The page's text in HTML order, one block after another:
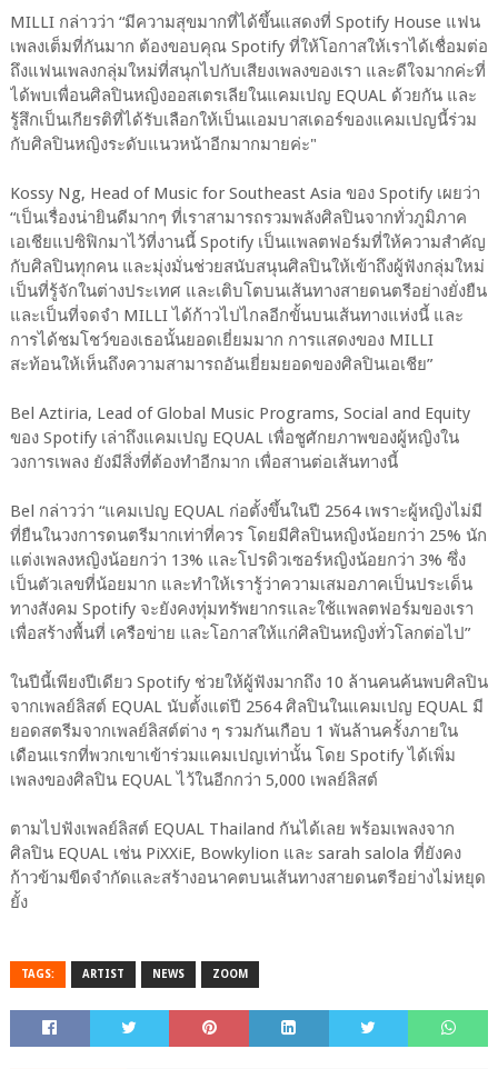
MILLI กล่าวว่า “มีความสุขมากที่ได้ขึ้นแสดงที่ Spotify House แฟน
เพลงเต็มที่กันมาก ต้องขอบคุณ Spotify ที่ให้โอกาสให้เราได้เชื่อมต่อ
ถึงแฟนเพลงกลุ่มใหม่ที่สนุกไปกับเสียงเพลงของเรา และดีใจมากค่ะที่
ได้พบเพื่อนศิลปินหญิงออสเตรเลียในแคมเปญ EQUAL ด้วยกัน และ
รู้สึกเป็นเกียรติที่ได้รับเลือกให้เป็นแอมบาสเดอร์ของแคมเปญนี้ร่วม
กับศิลปินหญิงระดับแนวหน้าอีกมากมายค่ะ"
Kossy Ng, Head of Music for Southeast Asia ของ Spotify เผยว่า
“เป็นเรื่องน่ายินดีมากๆ ที่เราสามารถรวมพลังศิลปินจากทั่วภูมิภาค
เอเชียแปซิฟิกมาไว้ที่งานนี้ Spotify เป็นแพลตฟอร์มที่ให้ความสำคัญ
กับศิลปินทุกคน และมุ่งมั่นช่วยสนับสนุนศิลปินให้เข้าถึงผู้ฟังกลุ่มใหม่
เป็นที่รู้จักในต่างประเทศ และเติบโตบนเส้นทางสายดนตรีอย่างยั่งยืน
และเป็นที่จดจำ MILLI ได้ก้าวไปไกลอีกขั้นบนเส้นทางแห่งนี้ และ
การได้ชมโชว์ของเธอนั้นยอดเยี่ยมมาก การแสดงของ MILLI
สะท้อนให้เห็นถึงความสามารถอันเยี่ยมยอดของศิลปินเอเชีย”
Bel Aztiria, Lead of Global Music Programs, Social and Equity
ของ Spotify เล่าถึงแคมเปญ EQUAL เพื่อชูศักยภาพของผู้หญิงใน
วงการเพลง ยังมีสิ่งที่ต้องทำอีกมาก เพื่อสานต่อเส้นทางนี้
Bel กล่าวว่า “แคมเปญ EQUAL ก่อตั้งขึ้นในปี 2564 เพราะผู้หญิงไม่มี
ที่ยืนในวงการดนตรีมากเท่าที่ควร โดยมีศิลปินหญิงน้อยกว่า 25% นัก
แต่งเพลงหญิงน้อยกว่า 13% และโปรดิวเซอร์หญิงน้อยกว่า 3% ซึ่ง
เป็นตัวเลขที่น้อยมาก และทำให้เรารู้ว่าความเสมอภาคเป็นประเด็น
ทางสังคม Spotify จะยังคงทุ่มทรัพยากรและใช้แพลตฟอร์มของเรา
เพื่อสร้างพื้นที่ เครือข่าย และโอกาสให้แก่ศิลปินหญิงทั่วโลกต่อไป”
ในปีนี้เพียงปีเดียว Spotify ช่วยให้ผู้ฟังมากถึง 10 ล้านคนค้นพบศิลปิน
จากเพลย์ลิสต์ EQUAL นับตั้งแต่ปี 2564 ศิลปินในแคมเปญ EQUAL มี
ยอดสตรีมจากเพลย์ลิสต์ต่าง ๆ รวมกันเกือบ 1 พันล้านครั้งภายใน
เดือนแรกที่พวกเขาเข้าร่วมแคมเปญเท่านั้น โดย Spotify ได้เพิ่ม
เพลงของศิลปิน EQUAL ไว้ในอีกกว่า 5,000 เพลย์ลิสต์
ตามไปฟังเพลย์ลิสต์ EQUAL Thailand กันได้เลย พร้อมเพลงจาก
ศิลปิน EQUAL เช่น PiXXiE, Bowkylion และ sarah salola ที่ยังคง
ก้าวข้ามขีดจำกัดและสร้างอนาคตบนเส้นทางสายดนตรีอย่างไม่หยุด
ยั้ง
TAGS: ARTIST NEWS ZOOM